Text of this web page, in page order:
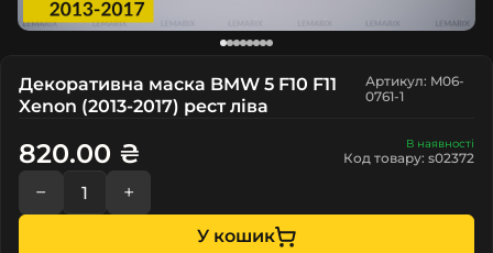
Декоративна маска BMW 5 F10 F11
Xenon (2013-2017) рест ліва
Артикул: M06-
0761-1
В наявності
Код товару: s02372
820.00 ₴
− +
У кошик